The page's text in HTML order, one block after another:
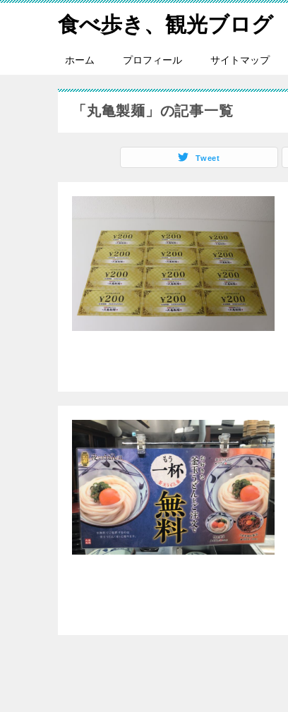
食べ歩き、観光ブログ
ホーム プロフィール サイトマップ
「丸亀製麺」の記事一覧
Tweet